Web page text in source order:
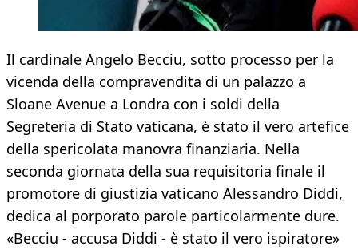
Il cardinale Angelo Becciu, sotto processo per la
vicenda della compravendita di un palazzo a
Sloane Avenue a Londra con i soldi della
Segreteria di Stato vaticana, è stato il vero artefice
della spericolata manovra finanziaria. Nella
seconda giornata della sua requisitoria finale il
promotore di giustizia vaticano Alessandro Diddi,
dedica al porporato parole particolarmente dure.
«Becciu - accusa Diddi - è stato il vero ispiratore»